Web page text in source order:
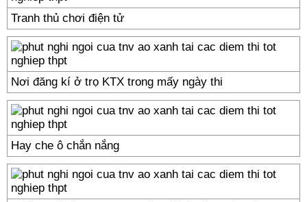
Tranh thủ chơi điện tử
Nơi đăng kí ở trọ KTX trong mấy ngày thi
Hay che ô chắn nắng